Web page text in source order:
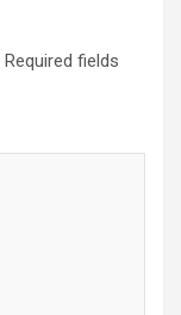
Required fields